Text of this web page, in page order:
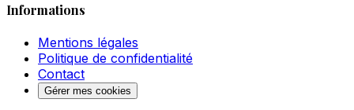
Informations
Mentions légales
Politique de confidentialité
Contact
Gérer mes cookies